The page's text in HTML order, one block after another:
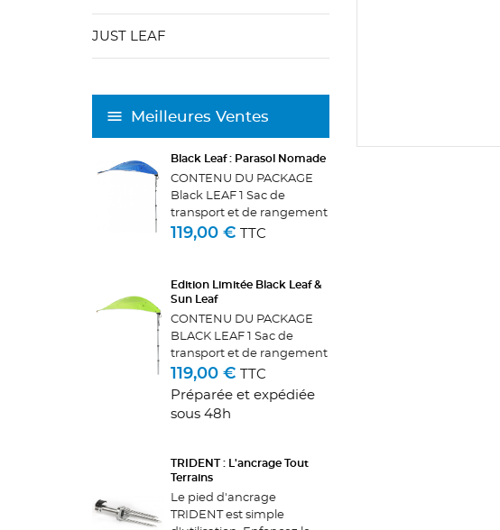
JUST LEAF
Meilleures Ventes
Black Leaf : Parasol Nomade
CONTENU DU PACKAGE
Black LEAF 1 Sac de
transport et de rangement
+ 1 Pied d'ancrage et sa
Voile d'Ombrage et son
pied télescopique
SECURITE,...
119,00 € TTC
Edition Limitée Black Leaf &
Sun Leaf
CONTENU DU PACKAGE
BLACK LEAF 1 Sac de
transport et de rangement
+ 1 Pied d'ancrage et sa
pièce de centrage + 1
Mousqueton + 1 hauban + 1
Voile d'Ombrage et son
télescopiqueCONTENU DU
PACKAGE...
119,00 € TTC
Préparée et expédiée
sous 48h
TRIDENT : L'ancrage Tout
Terrains
Le pied d'ancrage
TRIDENT est simple